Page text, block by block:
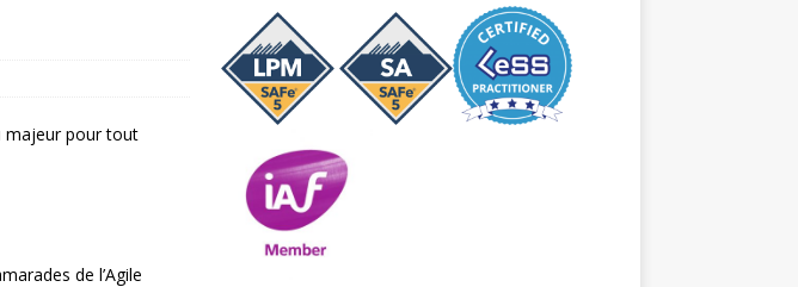
majeur pour tout
de l’Agile